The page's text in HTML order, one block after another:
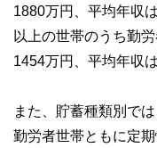
このように編
やすさはもち
な情報発信を
コンシェルジ
1880万円、平均年収
以上の世帯のうち勤
1454万円、平均年収
また、貯蓄種類別で
勤労者世帯ともに定